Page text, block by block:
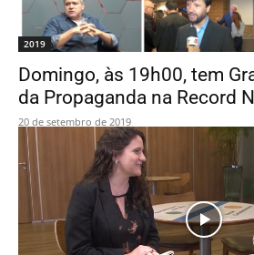
2019
Domingo, às 19h00, tem
da Propaganda na Record
20 de setembro de 2019